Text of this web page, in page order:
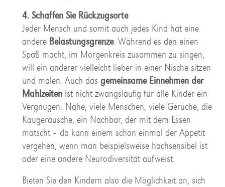
4. Schaffen Sie Rückzugsorte
Jeder Mensch und somit auch jedes Kind hat eine
andere Belastungsgrenze. Während es den einen
Spaß macht, im Morgenkreis zusammen zu singen,
will ein anderer vielleicht lieber in einer Nische sitzen
und malen. Auch das gemeinsame Einnehmen der
Mahlzeitenist nicht zwangsläufig für alle Kinder ein
Vergnügen: Nähe, viele Menschen, viele Gerüche, die
Kaugeräusche, ein Nachbar, der mit dem Essen
matscht – da kann einem schon einmal der Appetit
vergehen, wenn man beispielsweise hochsensibel ist
oder eine andere Neurodiversität aufweist.
Bieten Sie den Kindern also die Möglichkeit an, sich